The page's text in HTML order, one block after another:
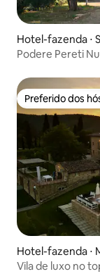
Hotel-fazenda ⋅
Podere Pereti
Preferido dos
Preferido dos
Hotel-fazenda ⋅
Vila de luxo no